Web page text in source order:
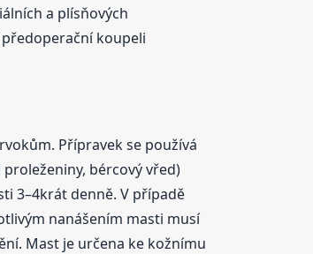
a plísňových
koupeli
Přípravek se používá
bércový vřed)
3–4krát denně. V případě
nanášením masti musí
Mast je určena ke kožnímu